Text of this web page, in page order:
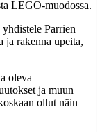
LEGO-muodossa.
Parrien
ja rakenna upeita,
oleva
ja muun
ollut näin